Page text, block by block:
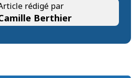
rédigé par
Berthier